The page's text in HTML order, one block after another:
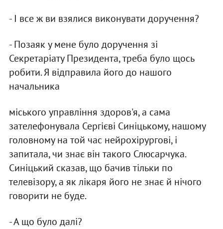
- I все ж ви взялися виконувати доручення?
- Позаяк у мене було доручення зi
Секретарiату Президента, треба було щось
робити. Я вiдправила його до нашого
начальника
мiського управлiння здоров'я, а сама
зателефонувала Сергiєвi Синiцькому, нашому
головному на той час нейрохiрурговi, i
запитала, чи знає вiн такого Слюсарчука.
Синiцький сказав, що бачив тiльки по
телевiзору, а як лiкаря його не знає й нiчого
говорити не буде.
- А що було далi?